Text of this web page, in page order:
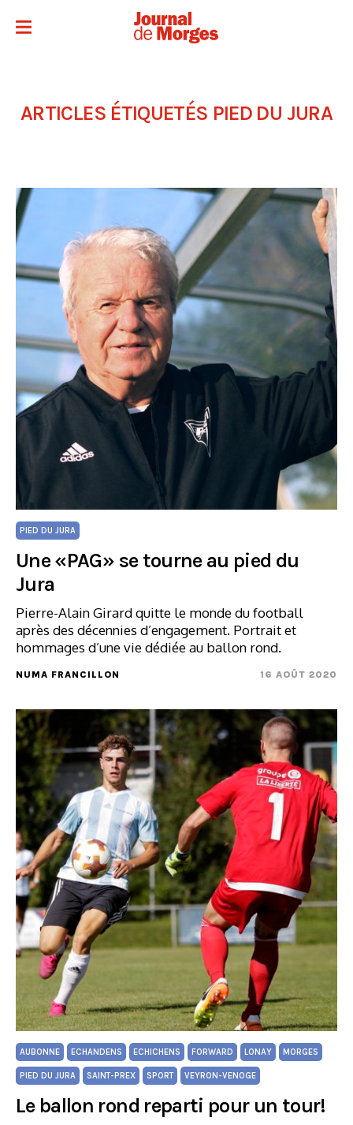
ARTICLES ÉTIQUETÉS PIED DU JURA
PIED DU JURA
Une «PAG» se tourne au pied du
Jura
Pierre-Alain Girard quitte le monde du football
après des décennies d’engagement. Portrait et
hommages d’une vie dédiée au ballon rond.
NUMA FRANCILLON 16 AOÛT 2020
AUBONNE ECHANDENS ECHICHENS FORWARD LONAY MORGES
PIED DU JURA SAINT-PREX SPORT VEYRON-VENOGE
Le ballon rond reparti pour un tour!